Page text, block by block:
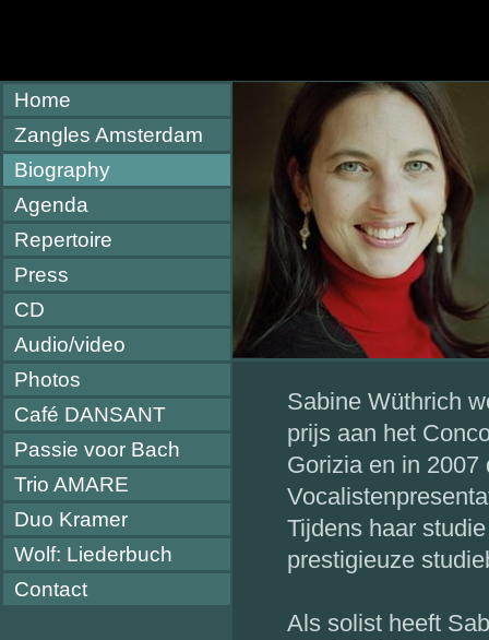
Home
Zangles Amsterdam
Biography
Agenda
Repertoire
Press
CD
Audio/video
Photos
Café DANSANT
Passie voor Bach
Trio AMARE
Duo Kramer
Wolf: Liederbuch
Contact
Sabine Wüthrich
prijs aan het
Gorizia en in 2007
Tijdens haar
prestigieuze
Als solist heeft